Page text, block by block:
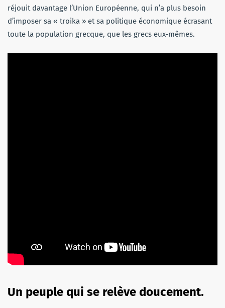
réjouit davantage l’Union Européenne, qui n’a plus besoin
d’imposer sa « troika » et sa politique économique écrasant
toute la population grecque, que les grecs eux-mêmes.
Un peuple qui se relève doucement.